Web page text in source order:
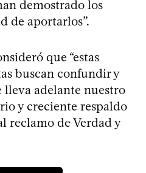
demostrado los
de aportarlos”.
que “estas
buscan confundir y
adelante nuestro
y creciente respaldo
reclamo de Verdad y